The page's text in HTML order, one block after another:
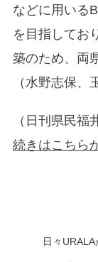
などに用いる
を目指してお
築のため、両
（水野志保、
（日刊県民福
続きはこちら
日々